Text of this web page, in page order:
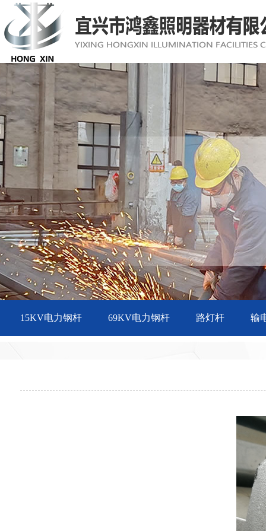
15KV电力钢杆 69KV电力钢杆 路灯杆 输